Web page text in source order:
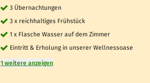
3 Übernachtungen
3 x reichhaltiges Frühstück
1 x Flasche Wasser auf dem Zimmer
Eintritt & Erholung in unserer Wellnessoase
1 weitere anzeigen